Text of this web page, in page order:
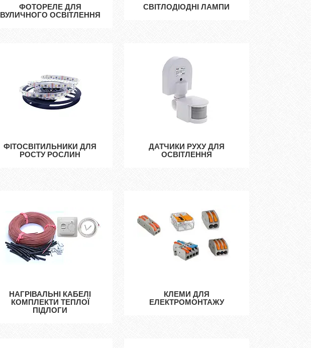
ФОТОРЕЛЕ ДЛЯ
ВУЛИЧНОГО ОСВІТЛЕННЯ
СВІТЛОДІОДНІ ЛАМПИ
ФІТОСВІТИЛЬНИКИ ДЛЯ
РОСТУ РОСЛИН
ДАТЧИКИ РУХУ ДЛЯ
ОСВІТЛЕННЯ
НАГРІВАЛЬНІ КАБЕЛІ
КОМПЛЕКТИ ТЕПЛОЇ
ПІДЛОГИ
КЛЕМИ ДЛЯ
ЕЛЕКТРОМОНТАЖУ